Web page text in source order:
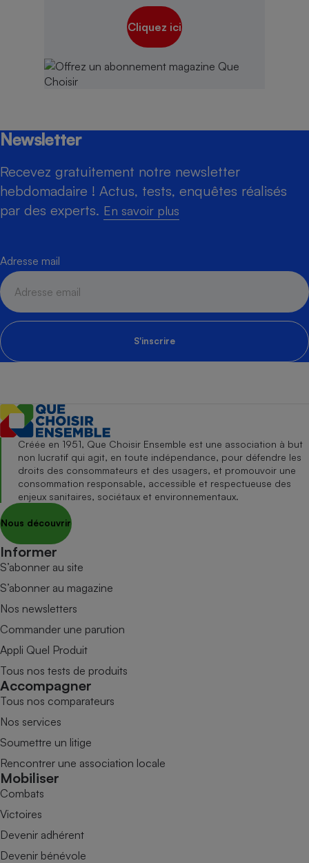
Cliquez ici
Newsletter
Recevez gratuitement notre newsletter
hebdomadaire ! Actus, tests, enquêtes réalisés
par des experts. En savoir plus
Adresse mail
S'inscrire
Créée en 1951, Que Choisir Ensemble est une association à but
non lucratif qui agit, en toute indépendance, pour défendre les
droits des consommateurs et des usagers, et promouvoir une
consommation responsable, accessible et respectueuse des
enjeux sanitaires, sociétaux et environnementaux.
Nous découvrir
Informer
S’abonner au site
S’abonner au magazine
Nos newsletters
Commander une parution
Appli Quel Produit
Tous nos tests de produits
Accompagner
Tous nos comparateurs
Nos services
Soumettre un litige
Rencontrer une association locale
Mobiliser
Combats
Victoires
Devenir adhérent
Devenir bénévole